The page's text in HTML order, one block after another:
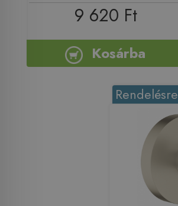
9 620 Ft
Kosárba
Rendelésre